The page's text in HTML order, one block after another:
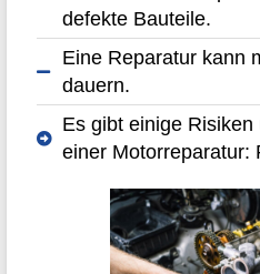
defekte Bauteile.
Eine Reparatur kann
dauern.
Es gibt einige
einer Motorreparatur: